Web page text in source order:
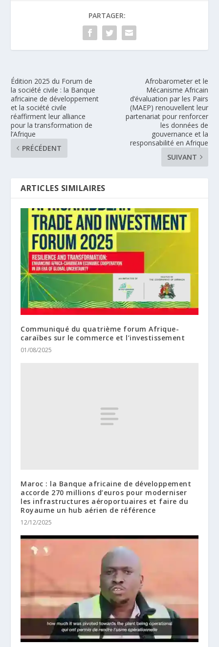
PARTAGER:
Édition 2025 du Forum de
la société civile : la Banque
africaine de développement
et la société civile
réaffirment leur alliance
pour la transformation de
l’Afrique
PRÉCÉDENT
Afrobarometer et le
Mécanisme Africain
d’évaluation par les Pairs
(MAEP) renouvellent leur
partenariat pour renforcer
les données de
gouvernance et la
responsabilité en Afrique
SUIVANT
ARTICLES SIMILAIRES
Communiqué du quatrième forum Afrique-
caraïbes sur le commerce et l’investissement
01/08/2025
Maroc : la Banque africaine de développement
accorde 270 millions d’euros pour moderniser
les infrastructures aéroportuaires et faire du
Royaume un hub aérien de référence
12/12/2025